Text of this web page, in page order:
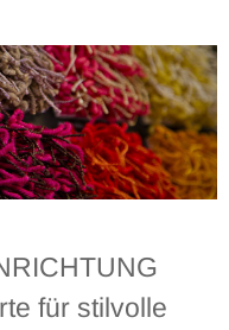
für stilvolle